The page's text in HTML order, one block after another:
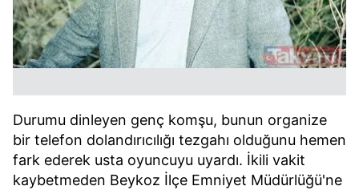
Durumu dinleyen genç komşu, bunun organize
bir telefon dolandırıcılığı tezgahı olduğunu hemen
fark ederek usta oyuncuyu uyardı. İkili vakit
kaybetmeden Beykoz İlçe Emniyet Müdürlüğü'ne